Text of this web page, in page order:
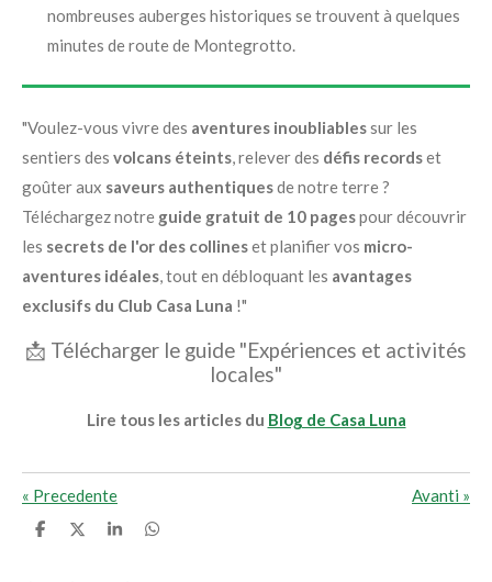
nombreuses auberges historiques se trouvent à quelques
minutes de route de Montegrotto.
"Voulez-vous vivre des aventures inoubliablessur les
sentiers des volcans éteints, relever des défis recordset
goûter aux saveurs authentiquesde notre terre ?
Téléchargez notre guide gratuit de 10 pagespour découvrir
les secrets de l'or des collineset planifier vos micro-
aventures idéales, tout en débloquant les avantages
exclusifs du Club Casa Luna !"
📩 Télécharger le guide "Expériences et activités
locales"
Lire tous les articles du Blog de Casa Luna
« Precedente Avanti »
C
C
C
C